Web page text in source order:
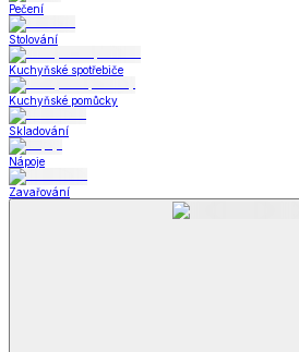
Pečení
Stolování
Kuchyňské spotřebiče
Kuchyňské pomůcky
Skladování
Nápoje
Zavařování